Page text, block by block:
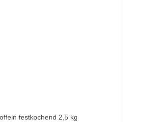
festkochend 2,5 kg